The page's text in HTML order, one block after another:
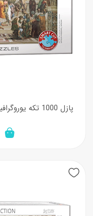
پازل 1000 تکه یوروگرافیکس Eurographics طرح مدرسه آتن